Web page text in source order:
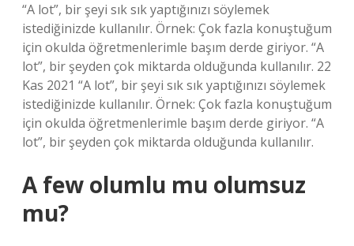
“A lot”, bir şeyi sık sık yaptığınızı söylemek
istediğinizde kullanılır. Örnek: Çok fazla konuştuğum
için okulda öğretmenlerimle başım derde giriyor. “A
lot”, bir şeyden çok miktarda olduğunda kullanılır. 22
Kas 2021 “A lot”, bir şeyi sık sık yaptığınızı söylemek
istediğinizde kullanılır. Örnek: Çok fazla konuştuğum
için okulda öğretmenlerimle başım derde giriyor. “A
lot”, bir şeyden çok miktarda olduğunda kullanılır.
A few olumlu mu olumsuz
mu?